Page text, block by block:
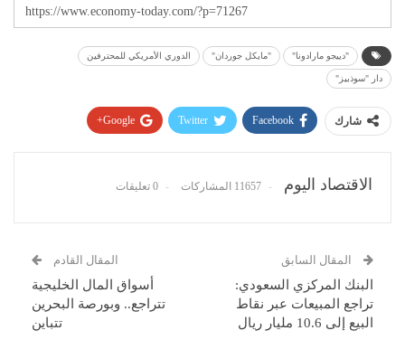
"دييجو مارادونا" "مايكل جوردان" الدوري الأمريكي للمحترفين
دار "سوذبيز"
شارك Facebook
Twitter
Google+
البريد الإلكتروني
الاقتصاد اليوم 11657 المشاركات 0 تعليقات
المقال السابق
البنك المركزي السعودي:
تراجع المبيعات عبر نقاط
البيع إلى 10.6 مليار ريال
المقال القادم
أسواق المال الخليجية
تتراجع.. وبورصة البحرين
تتباين